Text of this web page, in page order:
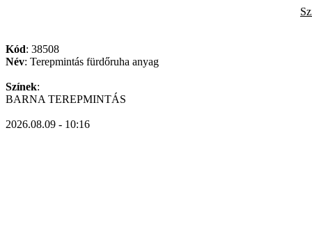
Kód: 38508
Név: Terepmintás fürdőruha anyag
Színek:
BARNA TEREPMINTÁS
2026.08.09 - 10:16